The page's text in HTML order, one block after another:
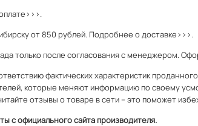
от 850 рублей. Подробнее о доставке>>>.
только после согласования с менеджером.
фактических характеристик
которые меняют информацию по своему
отзывы о товаре в сети – это поможет
с официального сайта производителя.